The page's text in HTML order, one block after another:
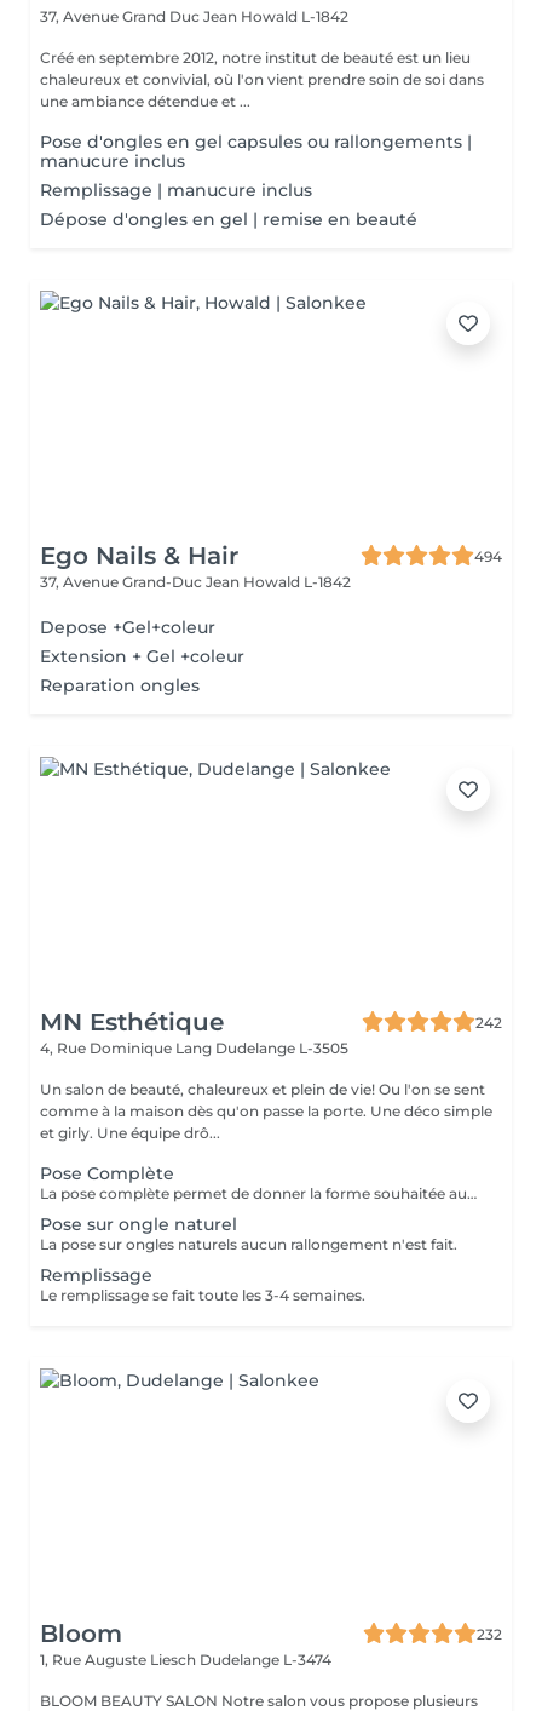
37, Avenue Grand Duc Jean Howald L-1842
Créé en septembre 2012, notre institut de beauté est un lieu
chaleureux et convivial, où l'on vient prendre soin de soi dans
une ambiance détendue et ...
Pose d'ongles en gel capsules ou rallongements |
manucure inclus
Remplissage | manucure inclus
Dépose d'ongles en gel | remise en beauté
Ego Nails & Hair
494
37, Avenue Grand-Duc Jean Howald L-1842
Depose +Gel+coleur
Extension + Gel +coleur
Reparation ongles
MN Esthétique
242
4, Rue Dominique Lang Dudelange L-3505
Un salon de beauté, chaleureux et plein de vie! Ou l'on se sent
comme à la maison dès qu'on passe la porte. Une déco simple
et girly. Une équipe drô...
Pose Complète
La pose complète permet de donner la forme souhaitée aux ongles en rallongeant avec le Chablon.
Pose sur ongle naturel
La pose sur ongles naturels aucun rallongement n'est fait.
Remplissage
Le remplissage se fait toute les 3-4 semaines.
Bloom
232
1, Rue Auguste Liesch Dudelange L-3474
BLOOM BEAUTY SALON Notre salon vous propose plusieurs